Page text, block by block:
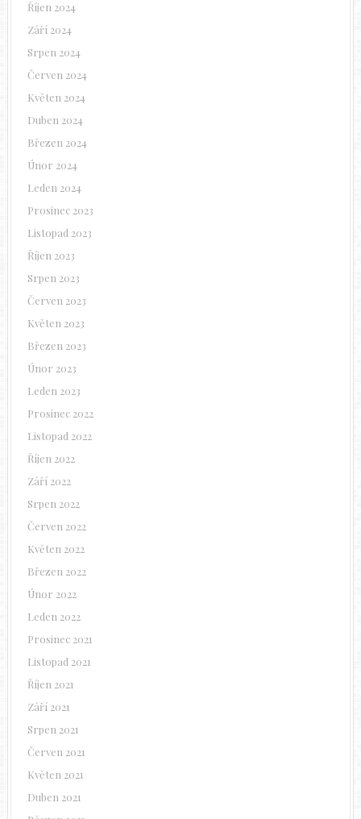
Říjen 2024
Září 2024
Srpen 2024
Červen 2024
Květen 2024
Duben 2024
Březen 2024
Únor 2024
Leden 2024
Prosinec 2023
Listopad 2023
Říjen 2023
Srpen 2023
Červen 2023
Květen 2023
Březen 2023
Únor 2023
Leden 2023
Prosinec 2022
Listopad 2022
Říjen 2022
Září 2022
Srpen 2022
Červen 2022
Květen 2022
Březen 2022
Únor 2022
Leden 2022
Prosinec 2021
Listopad 2021
Říjen 2021
Září 2021
Srpen 2021
Červen 2021
Květen 2021
Duben 2021